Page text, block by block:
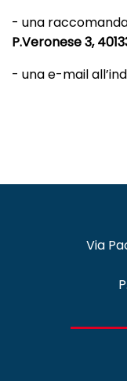
- una
P.Veronese 3,
- una e-mail
Via